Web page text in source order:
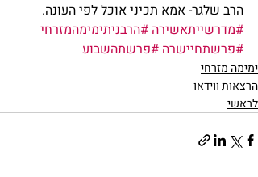
הרב שלגר- אמא תכיני אוכל לפי העונה.
#מדרשייתאשירה #הרבניתימימהמזרחי
#פרשתחיישרה #פרשתהשבוע
ימימה מזרחי
הרצאות ווידאו
לראשי